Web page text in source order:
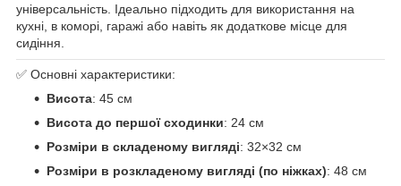
універсальність. Ідеально підходить для використання на
кухні, в коморі, гаражі або навіть як додаткове місце для
сидіння.
✅ Основні характеристики:
Висота: 45 см
Висота до першої сходинки: 24 см
Розміри в складеному вигляді: 32×32 см
Розміри в розкладеному вигляді (по ніжках): 48 см